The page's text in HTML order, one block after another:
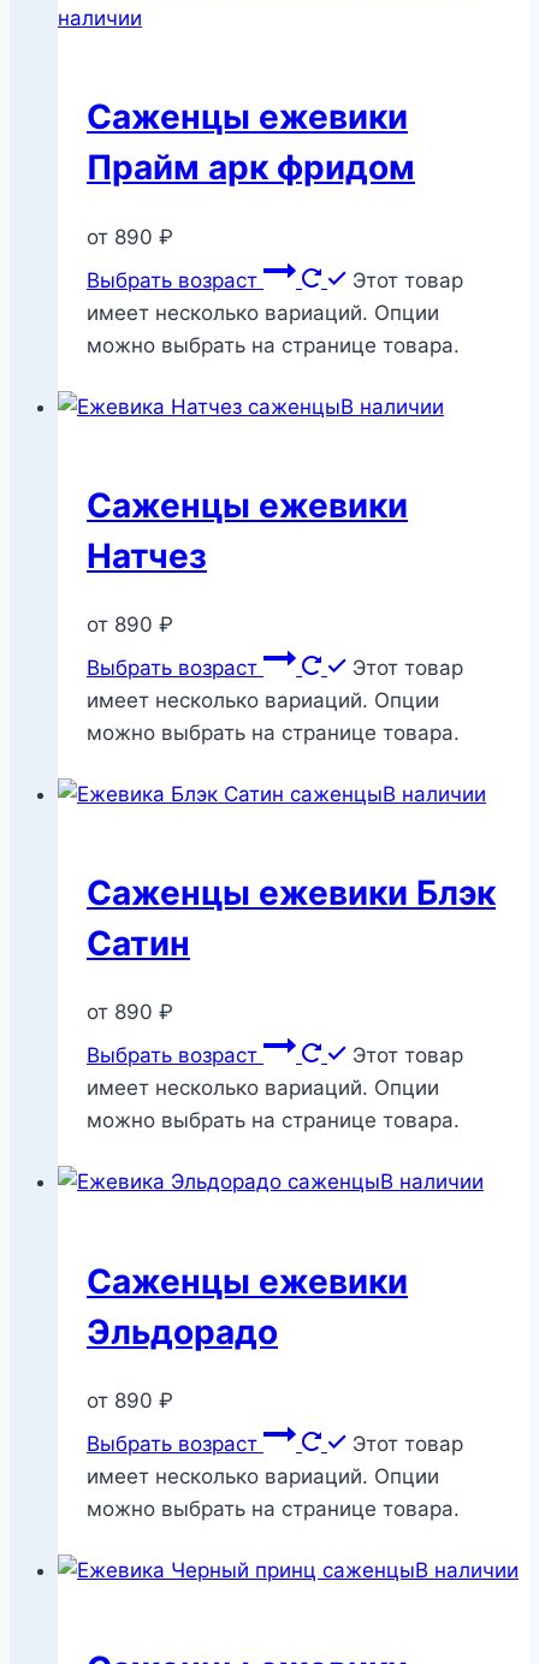
наличии
Саженцы ежевики
Прайм арк фридом
от 890 ₽
Выбрать возраст
Этот товар
имеет несколько вариаций. Опции
можно выбрать на странице товара.
В наличии
Саженцы ежевики
Натчез
от 890 ₽
Выбрать возраст
Этот товар
имеет несколько вариаций. Опции
можно выбрать на странице товара.
В наличии
Саженцы ежевики Блэк
Сатин
от 890 ₽
Выбрать возраст
Этот товар
имеет несколько вариаций. Опции
можно выбрать на странице товара.
В наличии
Саженцы ежевики
Эльдорадо
от 890 ₽
Выбрать возраст
Этот товар
имеет несколько вариаций. Опции
можно выбрать на странице товара.
В наличии